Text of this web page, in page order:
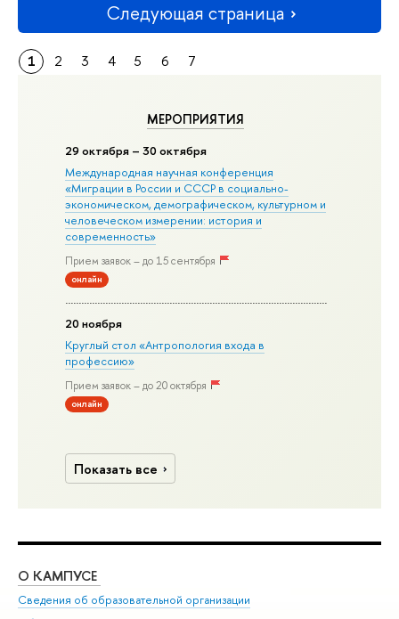
МЕРОПРИЯТИЯ
29 октября – 30 октября
Международная научная конференция
«Миграции в Росcии и СССР в социально-
экономическом, демографическом, культурном и
человеческом измерении: история и
современность»
Прием заявок – до 15 сентября
онлайн
20 ноября
Круглый стол «Антропология входа в
профессию»
Прием заявок – до 20 октября
онлайн
Показать все
Следующая страница
1 2 3 4 5 6 7
О КАМПУСЕ
Сведения об образовательной организации